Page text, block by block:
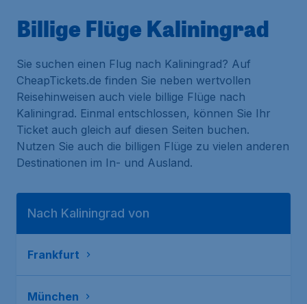
Billige Flüge Kaliningrad
Sie suchen einen Flug nach Kaliningrad? Auf
CheapTickets.de finden Sie neben wertvollen
Reisehinweisen auch viele billige Flüge nach
Kaliningrad. Einmal entschlossen, können Sie Ihr
Ticket auch gleich auf diesen Seiten buchen.
Nutzen Sie auch die billigen Flüge zu vielen anderen
Destinationen im In- und Ausland.
Nach Kaliningrad von
Frankfurt
München